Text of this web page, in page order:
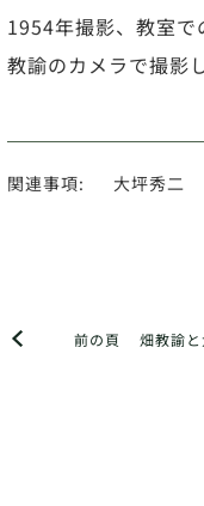
1954年撮影、教室
教諭のカメラで撮影
関連事項: 大坪秀二
前の頁 畑教諭